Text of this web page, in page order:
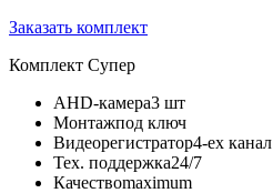
Заказать комплект
Комплект Супер
AHD-камера3 шт
Монтажпод ключ
Видеорегистратор4-ех канал
Тех. поддержка24/7
Качествоmaximum